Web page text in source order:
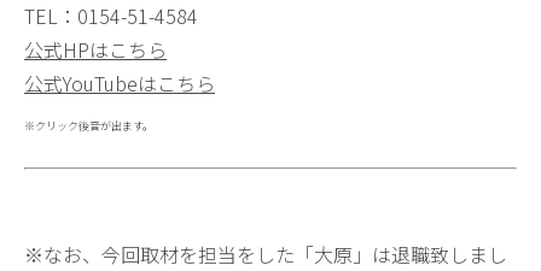
TEL：0154-51-4584
公式HPはこちら
公式YouTubeはこちら
※クリック後音が出ます。
※なお、今回取材を担当をした「大原」は退職致しまし